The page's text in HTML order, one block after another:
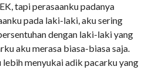
tapi perasaanku padanya
pada laki-laki, aku sering
dengan laki-laki yang
aku merasa biasa-biasa saja.
lebih menyukai adik pacarku yang